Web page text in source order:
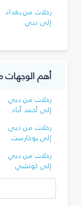
رحلات من بغداد
إلى دبي
أهم
رحلات من دبي
إلى أحمد آباد
رحلات من دبي
إلى بوخارست
رحلات من دبي
إلى كوتشي